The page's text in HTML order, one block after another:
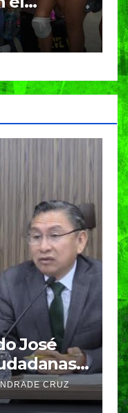
José
y
y
CRUZ